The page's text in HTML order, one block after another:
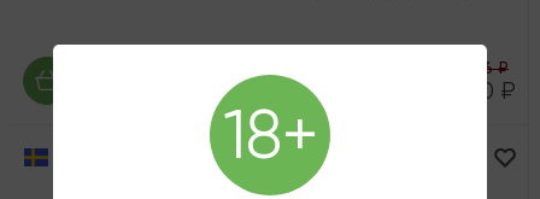
1 305 ₽
2 226 ₽
1 670 ₽
18+